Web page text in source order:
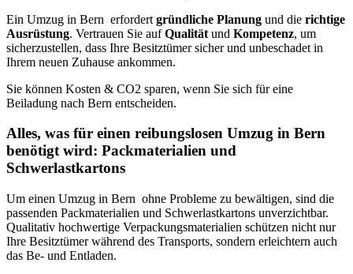
Ein Umzug in Bern ⁠ erfordert gründliche Planung und die richtige
Ausrüstung. Vertrauen Sie aufQualität und Kompetenz, um
sicherzustellen, dass Ihre Besitztümer sicher und unbeschadet in
Ihrem neuen Zuhause ankommen.
Sie können Kosten & CO2 sparen, wenn Sie sich für eine
Beiladung nach Bern entscheiden.
Alles, was für einen reibungslosen Umzug in Bern ⁠
benötigt wird: Packmaterialien und
Schwerlastkartons
Um einen Umzug in Bern ⁠ ohne Probleme zu bewältigen, sind die
passenden Packmaterialien und Schwerlastkartons unverzichtbar.
Qualitativ hochwertige Verpackungsmaterialien schützen nicht nur
Ihre Besitztümer während des Transports, sondern erleichtern auch
das Be- und Entladen.